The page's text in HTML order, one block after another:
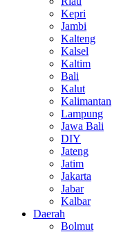
Kepri
Jambi
Kalteng
Kalsel
Kaltim
Bali
Kalut
Kalimantan
Lampung
Jawa Bali
DIY
Jateng
Jatim
Jakarta
Jabar
Kalbar
Daerah
Bolmut